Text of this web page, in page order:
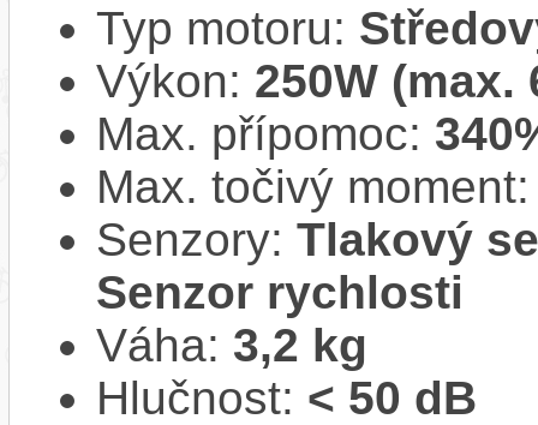
Typ motoru:
Výkon: 250W (max.
Max. přípomoc:
Max. točivý
Senzory: Tlakový
Senzor rychlosti
Váha: 3,2 kg
Hlučnost: < 50 dB